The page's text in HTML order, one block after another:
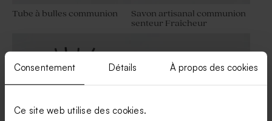
Consentement Détails À propos des cookies
Ce site web utilise des cookies.
Tube à bulles communion
Savon artisanal communion
senteur Fraîcheur